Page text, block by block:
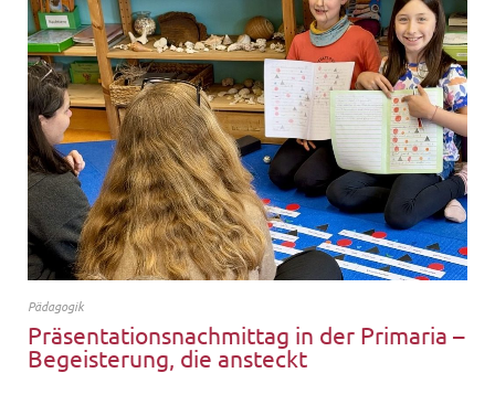
Pädagogik
Präsentationsnachmittag in der Primaria –
Begeisterung, die ansteckt